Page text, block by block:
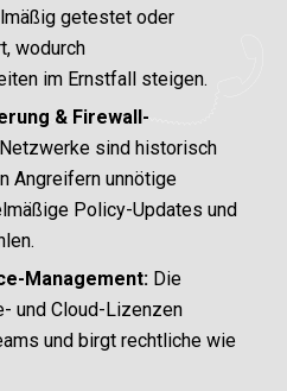
getestet oder
wodurch
im Ernstfall steigen.
& Firewall-
sind historisch
Angreifern unnötige
Policy-Updates und
Management: Die
und Cloud-Lizenzen
und birgt rechtliche wie